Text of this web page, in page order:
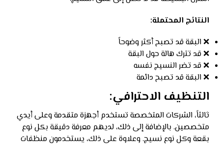
النتائج المحتملة:
❌ البقة قد تصبح أكثر وضوحاً
❌ قد تترك هالة حول البقة
❌ قد تضر النسيج نفسه
❌ البقة قد تصبح دائمة
التنظيف الاحترافي:
ثالثاً، الشركات المتخصصة تستخدم أجهزة متقدمة وعلى أيدي
متخصصين. بالإضافة إلى ذلك، لديهم معرفة دقيقة بكل نوع
بقعة وكل نوع نسيج. وعلاوة على ذلك، يستخدمون منظفات